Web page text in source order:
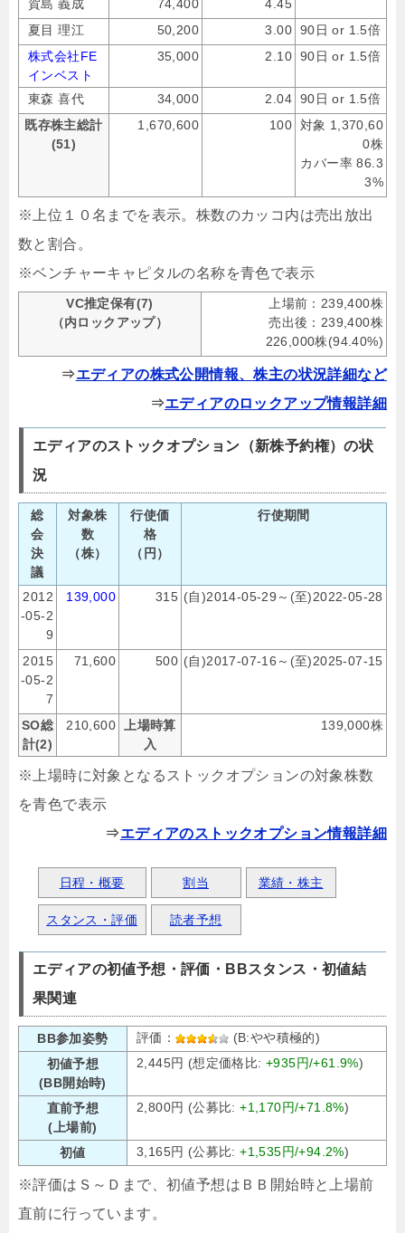
賀島 義成
74,400
4.45
夏目 理江
50,200 3.00 90日 or 1.5倍
株式会社FE
インベスト
35,000 2.10 90日 or 1.5倍
東森 喜代 34,000 2.04 90日 or 1.5倍
既存株主総計
(51)
1,670,600 100 対象 1,370,60
0株
カバー率 86.3
3%
※上位１０名までを表示。株数のカッコ内は売出放出
数と割合。
※ベンチャーキャピタルの名称を青色で表示
VC推定保有(7)
（内ロックアップ）
上場前：239,400株
売出後：239,400株
226,000株(94.40%)
⇒エディアの株式公開情報、株主の状況詳細など
⇒エディアのロックアップ情報詳細
エディアのストックオプション（新株予約権）の状
況
総
会
決
議
対象株
数
（株）
行使価
格
（円）
行使期間
2012
-05-2
9
139,000 315 (自)2014-05-29～(至)2022-05-28
2015
-05-2
7
71,600 500 (自)2017-07-16～(至)2025-07-15
SO総
計(2)
210,600
上場時算
入
139,000株
※上場時に対象となるストックオプションの対象株数
を青色で表示
⇒エディアのストックオプション情報詳細
日程・概要 割当 業績・株主
スタンス・評価 読者予想
エディアの初値予想・評価・BBスタンス・初値結
果関連
BB参加姿勢 評価：
(B:やや積極的)
初値予想
(BB開始時)
2,445円 (想定価格比: +935円/+61.9%)
直前予想
(上場前)
2,800円 (公募比:+1,170円/+71.8%)
初値 3,165円 (公募比:+1,535円/+94.2%)
※評価はＳ～Ｄまで、初値予想はＢＢ開始時と上場前
直前に行っています。